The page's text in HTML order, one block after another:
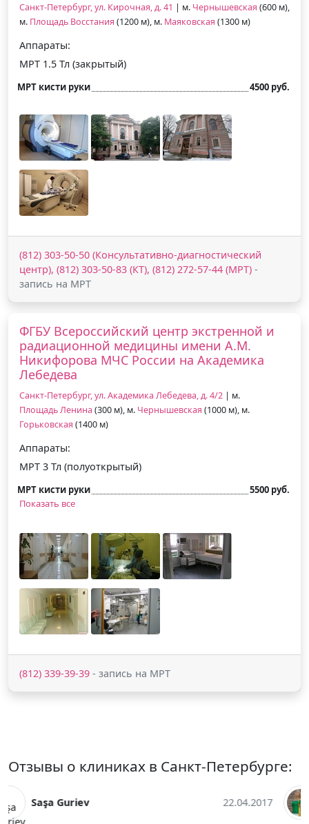
Санкт-Петербург, ул. Кирочная, д. 41 | м. Чернышевская (600 м),
м. Площадь Восстания (1200 м), м. Маяковская (1300 м)
Аппараты:
МРТ 1.5 Тл (закрытый)
МРТ кисти руки 4500 руб.
(812) 303-50-50 (Консультативно-диагностический
центр), (812) 303-50-83 (КТ), (812) 272-57-44 (МРТ) -
запись на МРТ
ФГБУ Всероссийский центр экстренной и
радиационной медицины имени А.М.
Никифорова МЧС России на Академика
Лебедева
Санкт-Петербург, ул. Академика Лебедева, д. 4/2 | м.
Площадь Ленина (300 м), м. Чернышевская (1000 м), м.
Горьковская (1400 м)
Аппараты:
МРТ 3 Тл (полуоткрытый)
МРТ кисти руки
5500 руб.
Показать все
(812) 339-39-39 - запись на МРТ
Отзывы о клиниках в Санкт-Петербурге:
Anna Stepanova 01.05.2017